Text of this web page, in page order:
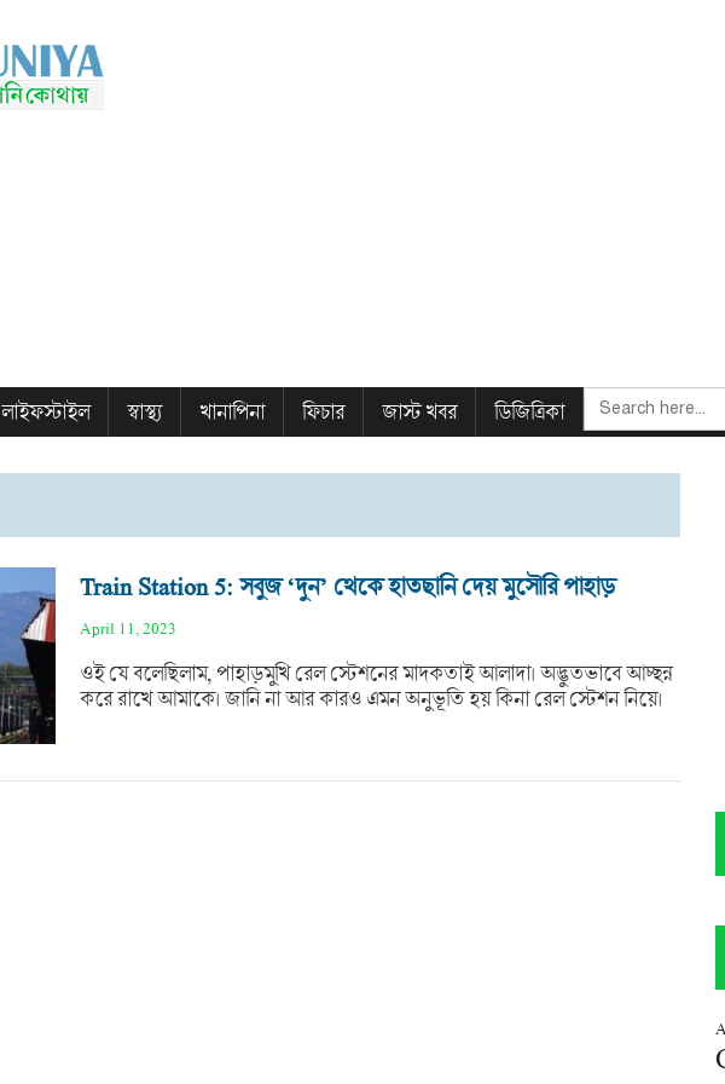
লাইফস্টাইল স্বাস্থ্য খানাপিনা ফিচার জাস্ট খবর ডিজিত্রিকা
SEARCH
FOR:
Train Station 5: সবুজ ‘দুন’ থেকে হাতছানি দেয় মুসৌরি পাহাড়
April 11, 2023
ওই যে বলেছিলাম, পাহাড়মুখি রেল স্টেশনের মাদকতাই আলাদা। অদ্ভুতভাবে আচ্ছন্ন
করে রাখে আমাকে। জানি না আর কারও এমন অনুভূতি হয় কিনা রেল স্টেশন নিয়ে।